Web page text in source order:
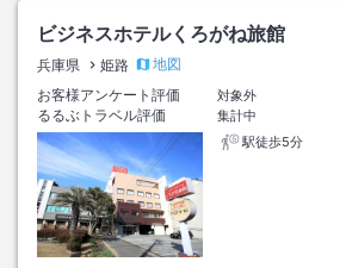
ビジネスホテルくろがね旅館
兵庫県 姫路
地図
お客様アンケート評価
対象外
るるぶトラベル評価
集計中
駅徒歩5分